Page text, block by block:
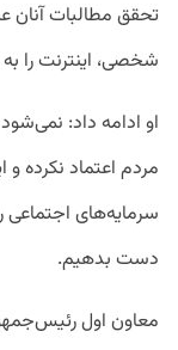
تحقق مطالبات آنان
شخصی، اینترنت را
او ادامه داد:
مردم اعتماد نکرده و
سرمایه‌های اجتماعی
دست بدهیم.
معاون اول